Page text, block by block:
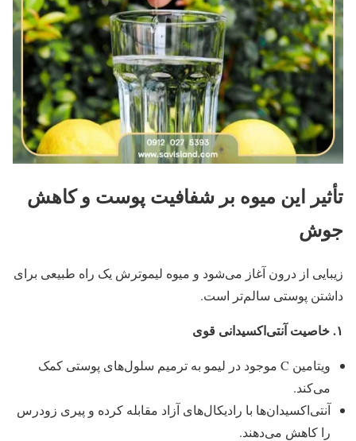
تأثیر این میوه بر شفافیت پوست و کاهش
جوش
زیبایی از درون آغاز می‌شود و میوه لیموترش یک راه طبیعی برای
داشتن پوستی سالم‌تر است.
۱.خاصیت آنتی‌اکسیدانی قوی
ویتامین C موجود در لیمو به ترمیم سلول‌های پوستی کمک
می‌کند.
آنتی‌اکسیدان‌ها با رادیکال‌های آزاد مقابله کرده و پیری زودرس
را کاهش می‌دهند.